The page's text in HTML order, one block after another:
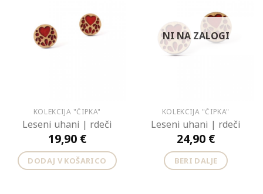
KOLEKCIJA "ČIPKA"
Leseni uhani | rdeči
19,90 €
DODAJ V KOŠARICO
NI NA ZALOGI
KOLEKCIJA "ČIPKA"
Leseni uhani | rdeči
24,90 €
BERI DALJE